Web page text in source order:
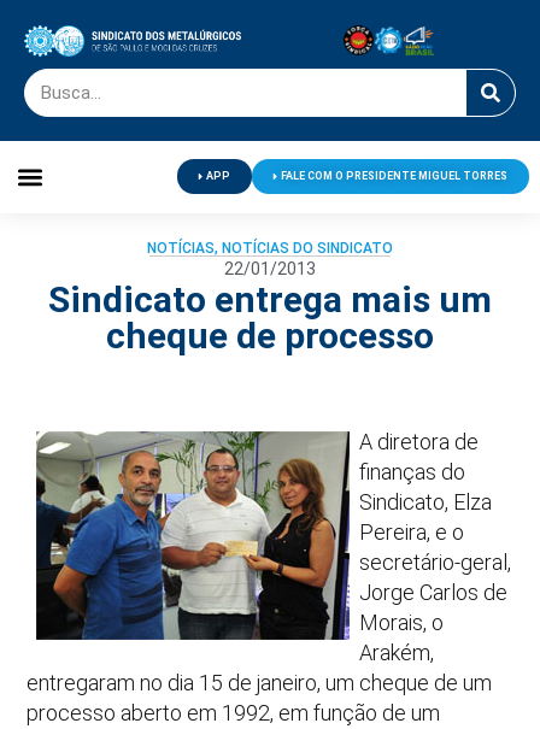
APP FALE COM O PRESIDENTE MIGUEL TORRES
NOTÍCIAS, NOTÍCIAS DO SINDICATO
22/01/2013
Sindicato entrega mais um
cheque de processo
A diretora de
finanças do
Sindicato, Elza
Pereira, e o
secretário-geral,
Jorge Carlos de
Morais, o
Arakém,
entregaram no dia 15 de janeiro, um cheque de um
processo aberto em 1992, em função de um